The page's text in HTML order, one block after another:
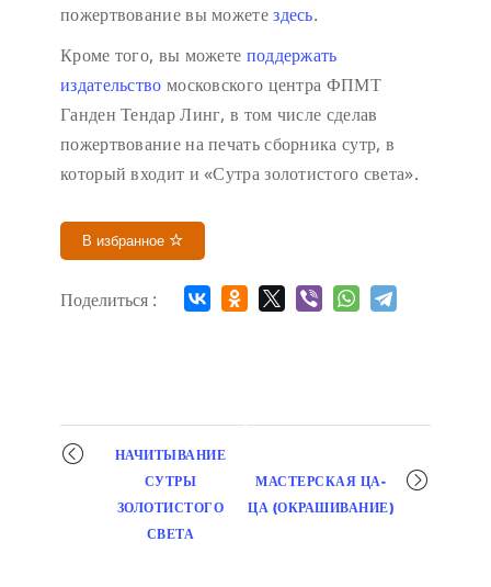
пожертвование вы можетездесь.
Кроме того, вы можете поддержать
издательство московского центра ФПМТ
Ганден Тендар Линг, в том числе сделав
пожертвование на печать сборника сутр, в
который входит и «Сутра золотистого света».
В избранное
Поделиться :
Мероприятие
навигация
НАЧИТЫВАНИЕ
СУТРЫ
ЗОЛОТИСТОГО
СВЕТА
МАСТЕРСКАЯ ЦА-
ЦА (ОКРАШИВАНИЕ)